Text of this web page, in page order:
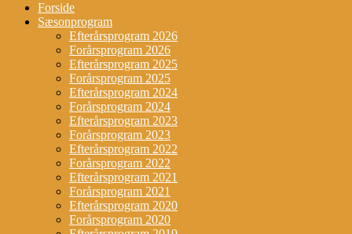
Forside
Sæsonprogram
Efterårsprogram 2026
Forårsprogram 2026
Efterårsprogram 2025
Forårsprogram 2025
Efterårsprogram 2024
Forårsprogram 2024
Efterårsprogram 2023
Forårsprogram 2023
Efterårsprogram 2022
Forårsprogram 2022
Efterårsprogram 2021
Forårsprogram 2021
Efterårsprogram 2020
Forårsprogram 2020